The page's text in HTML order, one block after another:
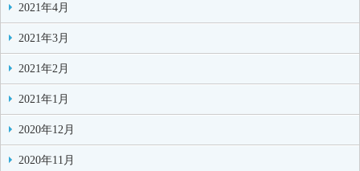
2021年4月
2021年3月
2021年2月
2021年1月
2020年12月
2020年11月